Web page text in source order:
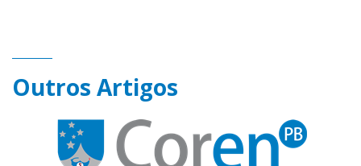
Outros Artigos